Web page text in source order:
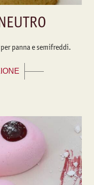
panna e semifreddi.